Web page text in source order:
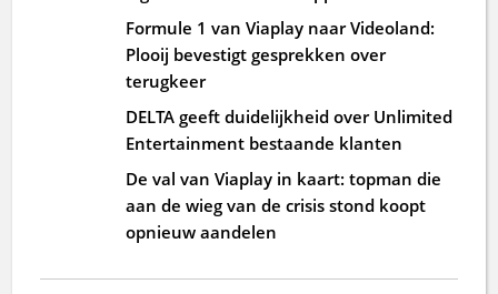
Formule 1 van Viaplay naar Videoland:
Plooij bevestigt gesprekken over
terugkeer
DELTA geeft duidelijkheid over Unlimited
Entertainment bestaande klanten
De val van Viaplay in kaart: topman die
aan de wieg van de crisis stond koopt
opnieuw aandelen